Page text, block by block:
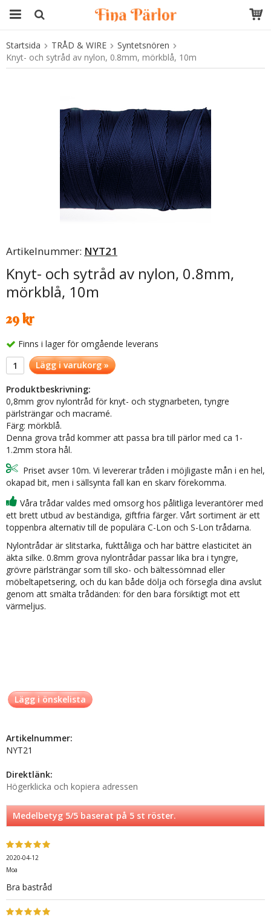
Produkten har blivit tillagd i varukorgen
Startsida TRÅD & WIRE
Syntetsnören
Knyt- och sytråd av nylon, 0.8mm, mörkblå, 10m
Artikelnummer: NYT21
Knyt- och sytråd av nylon, 0.8mm,
mörkblå, 10m
29 kr
Finns i lager för omgående leverans
Lägg i varukorg »
Produktbeskrivning:
0,8mm grov nylontråd för knyt- och stygnarbeten, tyngre
pärlsträngar och macramé.
Färg: mörkblå.
Denna grova tråd kommer att passa bra till pärlor med ca 1-
1.2mm stora hål.
Priset avser 10m. Vi levererar tråden i möjligaste mån i en hel,
okapad bit, men i sällsynta fall kan en skarv förekomma.
Våra trådar valdes med omsorg hos pålitliga leverantörer med
ett brett utbud av beständiga, giftfria färger. Vårt sortiment är ett
toppenbra alternativ till de populära C-Lon och S-Lon trådarna.
Nylontrådar är slitstarka, fukttåliga och har bättre elasticitet än
äkta silke. 0.8mm grova nylontrådar passar lika bra i tyngre,
grövre pärlsträngar som till sko- och bältessömnad eller
möbeltapetsering, och du kan både dölja och försegla dina avslut
genom att smälta trådänden: för den bara försiktigt mot ett
värmeljus.
Lägg i önskelista
Artikelnummer:
NYT21
Direktlänk:
Högerklicka och kopiera adressen
Medelbetyg5/5 baserat på5st röster.
2020-04-12
Moa
Bra bastråd